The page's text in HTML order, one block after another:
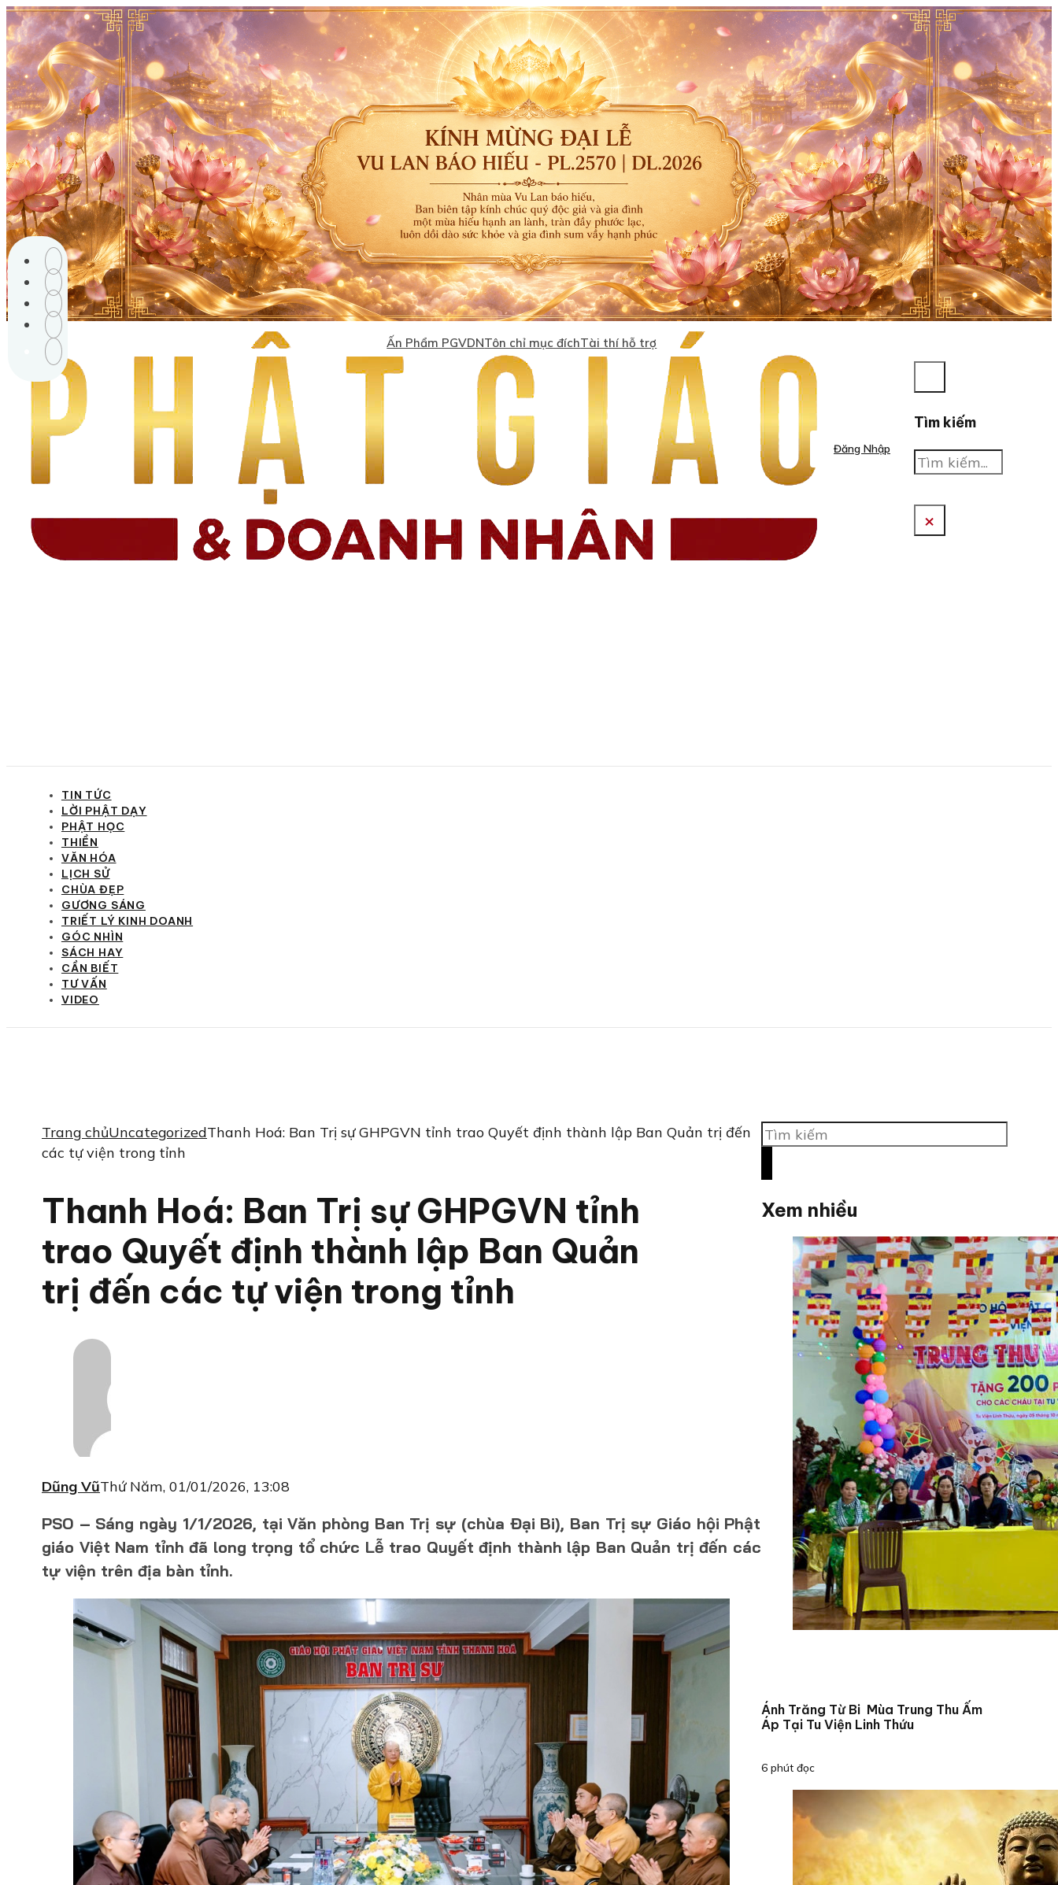
Ấn Phẩm PGVDNTôn chỉ mục đíchTài thí hỗ trợ
Đăng Nhập
Tìm kiếm
Tìm
kiếm
×
TIN TỨC
LỜI PHẬT DẠY
PHẬT HỌC
THIỀN
VĂN HÓA
LỊCH SỬ
CHÙA ĐẸP
GƯƠNG SÁNG
TRIẾT LÝ KINH DOANH
GÓC NHÌN
SÁCH HAY
CẦN BIẾT
TƯ VẤN
VIDEO
Trang chủUncategorizedThanh Hoá: Ban Trị sự GHPGVN tỉnh trao Quyết định thành lập Ban Quản trị đến
các tự viện trong tỉnh
Thanh Hoá: Ban Trị sự GHPGVN tỉnh
trao Quyết định thành lập Ban Quản
trị đến các tự viện trong tỉnh
Dũng VũThứ Năm, 01/01/2026, 13:08
PSO – Sáng ngày 1/1/2026, tại Văn phòng Ban Trị sự (chùa Đại Bi), Ban Trị sự Giáo hội Phật
giáo Việt Nam tỉnh đã long trọng tổ chức Lễ trao Quyết định thành lập Ban Quản trị đến các
tự viện trên địa bàn tỉnh.
Tìm
kiếm
Xem nhiều
Ánh Trăng Từ Bi Mùa Trung Thu Ấm
Áp Tại Tu Viện Linh Thứu
6 phút đọc